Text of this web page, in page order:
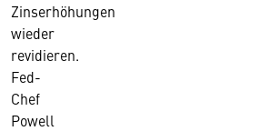
Zinserhöhungen
wieder
revidieren.
Fed-
Chef
Powell